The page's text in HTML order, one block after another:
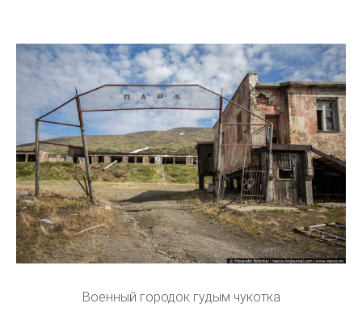
Военный городок гудым чукотка